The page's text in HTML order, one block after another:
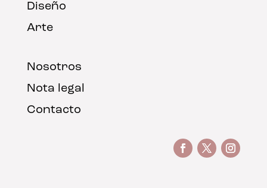
Diseño
Arte
Nosotros
Nota legal
Contacto